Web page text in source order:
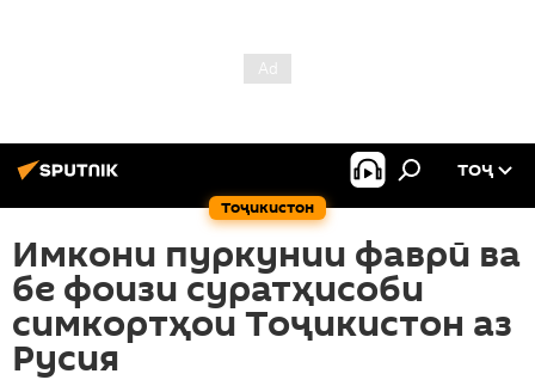
Тоҷикистон
ТОҶ
Имкони пуркунии фаврӣ ва
бе фоизи суратҳисоби
симкортҳои Тоҷикистон аз
Русия